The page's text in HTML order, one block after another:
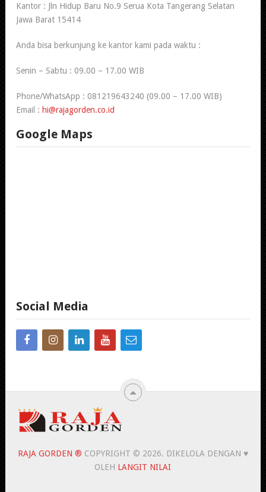
Kantor : Jln Hidup Baru No.9 Serua Kota Tangerang Selatan
Jawa Barat 15414
Anda bisa berkunjung ke kantor kami pada waktu :
Senin – Sabtu : 09.00 – 17.00 WIB
Phone/WhatsApp : 081219643240 (09.00 – 17.00 WIB)
Email : hi@rajagorden.co.id
Google Maps
Social Media
RAJA GORDEN ® COPYRIGHT © 2026. DIKELOLA DENGAN ♥
OLEH LANGIT NILAI